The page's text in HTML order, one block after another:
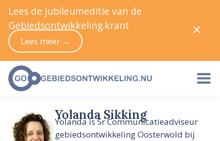
Yolanda Sikking
Yolanda is Sr Communicatieadviseur
gebiedsontwikkeling Oosterwold bij
Lees de jubileumeditie van de
Gebiedsontwikkeling.krant
Lees meer →